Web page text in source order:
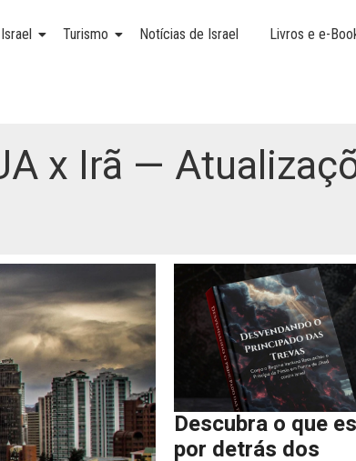
Turismo Notícias de Israel Livros e e-
x Irã —
Descubra o que
por detrás dos